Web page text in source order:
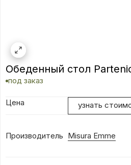
Обеденный стол
под заказ
Цена узнать
Производитель Misura Emme